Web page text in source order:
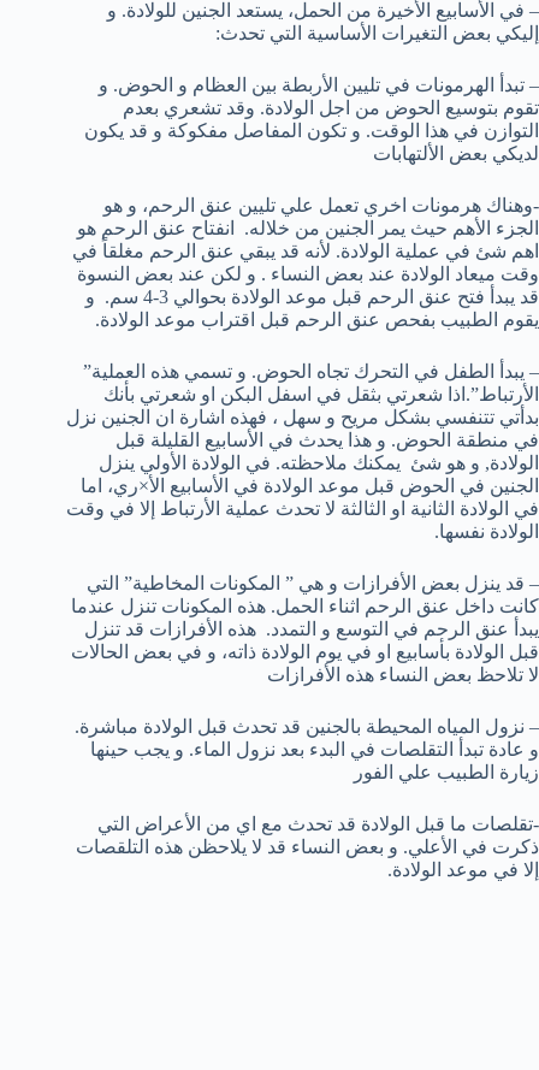
– في الأسابيع الأخيرة من الحمل، يستعد الجنين للولادة. و
إليكي بعض التغيرات الأساسية التي تحدث:
– تبدأ الهرمونات في تليين الأربطة بين العظام و الحوض. و
تقوم بتوسيع الحوض من اجل الولادة. وقد تشعري بعدم
التوازن في هذا الوقت. و تكون المفاصل مفكوكة و قد يكون
لديكي بعض الألتهابات
-وهناك هرمونات اخري تعمل علي تليين عنق الرحم، و هو
الجزء الأهم حيث يمر الجنين من خلاله.
انفتاح عنق الرحم هو
اهم شئ في عملية الولادة. لأنه قد يبقي عنق الرحم مغلقاً في
وقت ميعاد الولادة عند بعض النساء . و لكن عند بعض النسوة
قد يبدأ فتح عنق الرحم قبل موعد الولادة بحوالي 3-4 سم.
و
يقوم الطبيب بفحص عنق الرحم قبل اقتراب موعد الولادة.
– يبدأ الطفل في التحرك تجاه الحوض. و تسمي هذه العملية”
الأرتباط”.اذا شعرتي بثقل في اسفل البكن او شعرتي بأنك
بدأتي تتنفسي بشكل مريح و سهل ، فهذه اشارة ان الجنين نزل
في منطقة الحوض. و هذا يحدث في الأسابيع القليلة قبل
الولادة, و هو شئ يمكنك ملاحظته. في الولادة الأولي ينزل
الجنين في الحوض قبل موعد الولادة في الأسابيع الأ×ري، اما
في الولادة الثانية او الثالثة لا تحدث عملية الأرتباط إلا في وقت
الولادة نفسها.
– قد ينزل بعض الأفرازات و هي ” المكونات المخاطية” التي
كانت داخل عنق الرحم اثناء الحمل. هذه المكونات تنزل عندما
يبدأ عنق الرحم في التوسع و التمدد. هذه الأفرازات قد تنزل
قبل الولادة بأسابيع او في يوم الولادة ذاته، و في بعض الحالات
لا تلاحظ بعض النساء هذه الأفرازات
– نزول المياه المحيطة بالجنين قد تحدث قبل الولادة مباشرة.
و عادة تبدأ التقلصات في البدء بعد نزول الماء. و يجب حينها
زيارة الطبيب علي الفور
-تقلصات ما قبل الولادة قد تحدث مع اي من الأعراض التي
ذكرت في الأعلي. و بعض النساء قد لا يلاحظن هذه التلقصات
إلا في موعد الولادة.